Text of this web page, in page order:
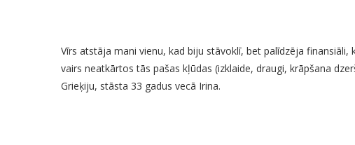
Vīrs atstāja mani vienu, kad biju stāvoklī, bet palīdzēja
vairs neatkārtos tās pašas kļūdas (izklaide, draugi, krāpšana
Grieķiju, stāsta 33 gadus vecā Irina.